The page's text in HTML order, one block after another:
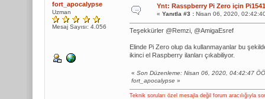
fort_apocalypse
Uzman
Mesaj Sayısı: 4.056
Ynt: Rasspberry Pi Zero için
« Yanıtla #3 :Nisan 06, 2020,
Teşekkürler @Remzi, @AmigaEsref
Elinde Pi Zero olup da kullanmayanlar bu
ikinci el Raspberry ilanları çıkabiliyor.
« Son Düzenleme: Nisan 06, 2020, 04:42:47
fort_apocalypse»
Teknik soruları özel mesajla değil forum aracılığıyla